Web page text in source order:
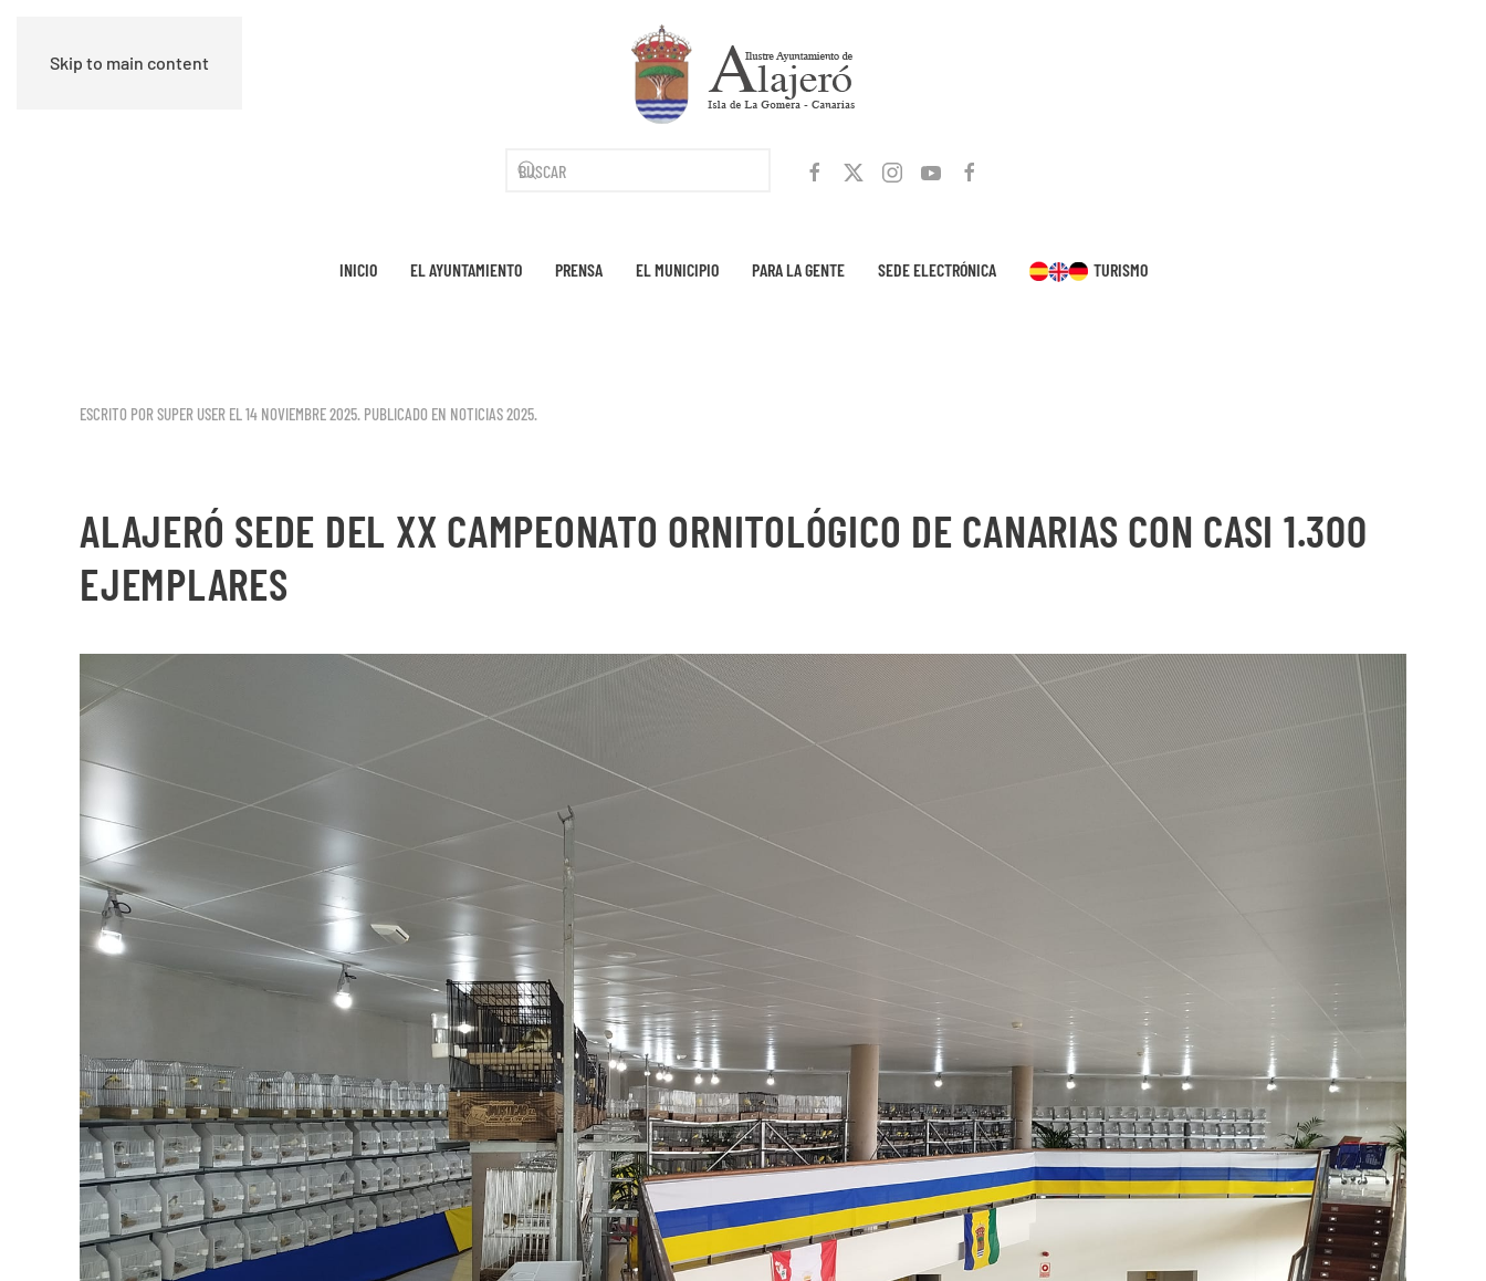
Skip to main content
INICIO EL AYUNTAMIENTO PRENSA EL MUNICIPIO PARA LA GENTE SEDE ELECTRÓNICA TURISMO
ESCRITO POR SUPER USER EL14 NOVIEMBRE 2025. PUBLICADO EN NOTICIAS 2025.
ALAJERÓ SEDE DEL XX CAMPEONATO ORNITOLÓGICO DE CANARIAS CON CASI 1.300
EJEMPLARES